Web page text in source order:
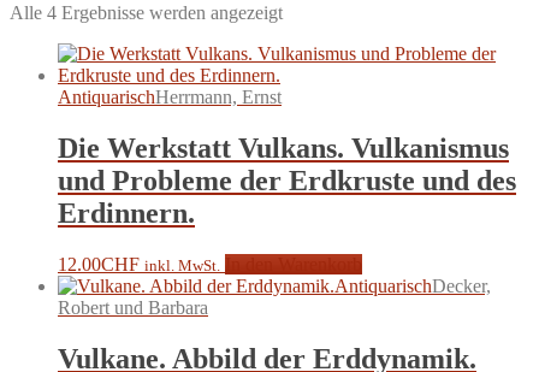
Alle 4 Ergebnisse werden angezeigt
AntiquarischHerrmann, Ernst
Die Werkstatt Vulkans. Vulkanismus
und Probleme der Erdkruste und des
Erdinnern.
12.00CHF inkl. MwSt.
AntiquarischDecker,
Robert und Barbara
Vulkane. Abbild der Erddynamik.